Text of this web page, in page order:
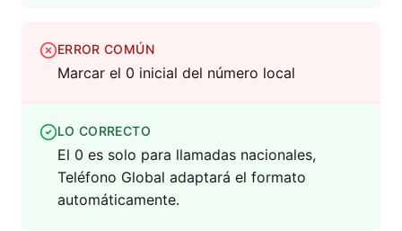
ERROR COMÚN
Marcar el 0 inicial del número local
LO CORRECTO
El 0 es solo para llamadas nacionales,
Teléfono Global adaptará el formato
automáticamente.